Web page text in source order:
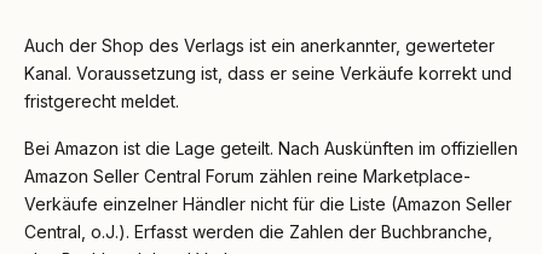
Auch der Shop des Verlags ist ein anerkannter, gewerteter
Kanal. Voraussetzung ist, dass er seine Verkäufe korrekt und
fristgerecht meldet.
Bei Amazon ist die Lage geteilt. Nach Auskünften im offiziellen
Amazon Seller Central Forum zählen reine Marketplace-
Verkäufe einzelner Händler nicht für die Liste (Amazon Seller
Central, o.J.). Erfasst werden die Zahlen der Buchbranche,